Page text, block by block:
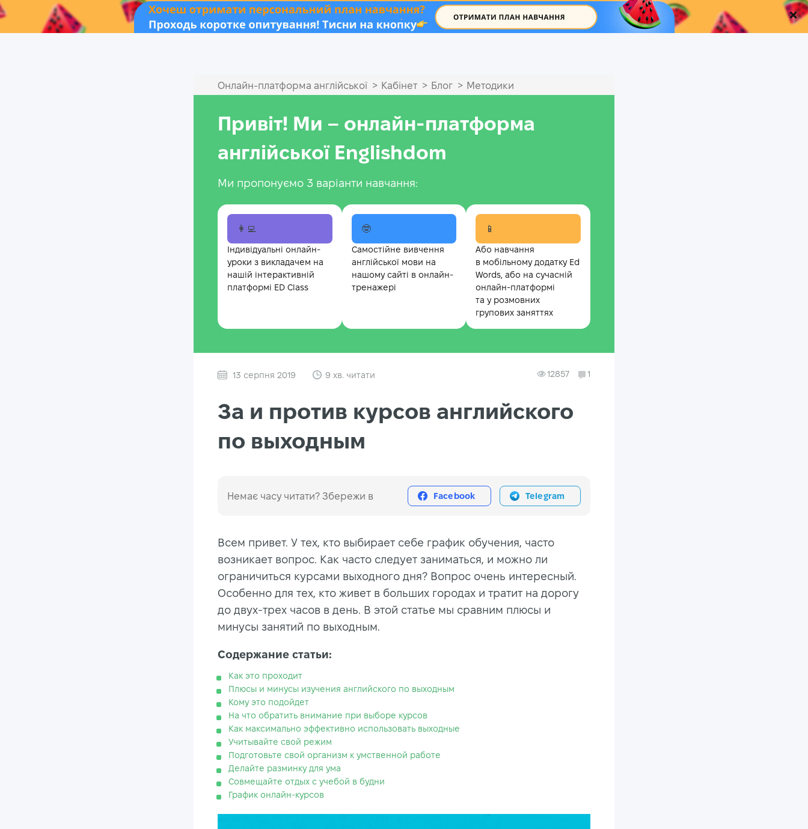
.
Онлайн‑платформа англійської > Кабінет > Блог > Методики
Привіт! Ми – онлайн-платформа
англійської Englishdom
Ми пропонуємо 3 варіанти навчання:
👩‍💻
Індивідуальні онлайн-
уроки з викладачем на
нашій інтерактивній
платформі ED Class
🤓
Самостійне вивчення
англійської мови на
нашому сайті в онлайн-
тренажері
📱
Або навчання
в мобільному додатку Ed
Words, або на сучасній
онлайн-платформі
та у розмовних
групових заняттях
13 серпня 2019 9 хв. читати 12857 1
За и против курсов английского
по выходным
Немає часу читати? Збережи в Facebook Telegram
Всем привет. У тех, кто выбирает себе график обучения, часто
возникает вопрос. Как часто следует заниматься, и можно ли
ограничиться курсами выходного дня? Вопрос очень интересный.
Особенно для тех, кто живет в больших городах и тратит на дорогу
до двух-трех часов в день. В этой статье мы сравним плюсы и
минусы занятий по выходным.
Содержание статьи:
Как это проходит
Плюсы и минусы изучения английского по выходным
Кому это подойдет
На что обратить внимание при выборе курсов
Как максимально эффективно использовать выходные
Учитывайте свой режим
Подготовьте свой организм к умственной работе
Делайте разминку для ума
Совмещайте отдых с учебой в будни
График онлайн-курсов